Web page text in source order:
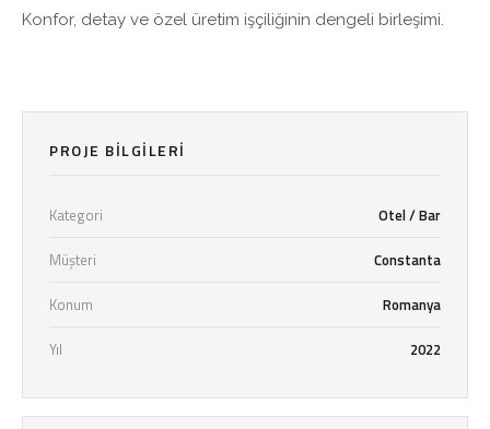
Konfor, detay ve özel üretim işçiliğinin dengeli birleşimi.
PROJE BILGILERI
Kategori Otel / Bar
Müşteri Constanta
Konum Romanya
Yıl 2022